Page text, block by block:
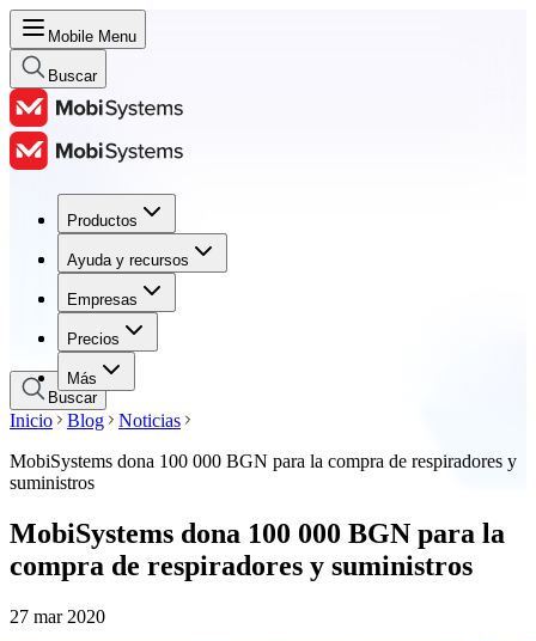
Mobile Menu
Buscar
Productos
Ayuda y recursos
Empresas
Precios
Más
Productos
Ayuda y recursos
Empresas
Precios
Buscar
Inicio Blog
Noticias
MobiSystems dona 100 000 BGN para la compra de respiradores y
suministros
MobiSystems dona 100 000 BGN para la
compra de respiradores y suministros
27 mar 2020